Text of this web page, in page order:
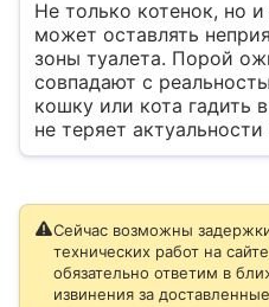
Не только котенок, но
может оставлять
зоны туалета. Порой
совпадают с
кошку или кота гадить
не теряет
Сейчас возможны
технических работ на
обязательно ответим в
извинения за